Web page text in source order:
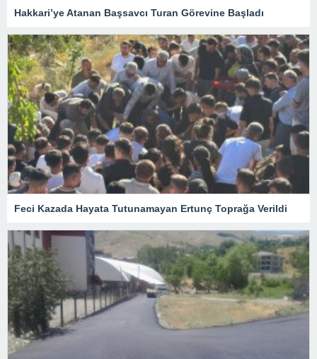
Hakkari’ye Atanan Başsavcı Turan Görevine Başladı
Feci Kazada Hayata Tutunamayan Ertunç Toprağa Verildi